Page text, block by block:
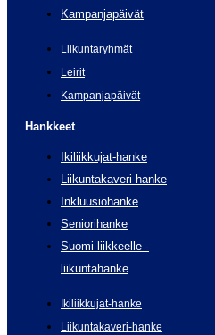
Kampanjapäivät
Liikuntaryhmät
Leirit
Kampanjapäivät
Hankkeet
Ikiliikkujat-hanke
Liikuntakaveri-hanke
Inkluusiohanke
Seniorihanke
Suomi liikkeelle -
liikuntahanke
Ikiliikkujat-hanke
Liikuntakaveri-hanke